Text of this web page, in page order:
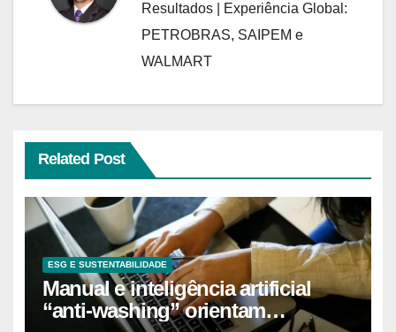
Resultados | Experiência Global:
PETROBRAS, SAIPEM e
WALMART
Related Post
ESG E SUSTENTABILIDADE
Manual e inteligência artificial
“anti-washing” orientam